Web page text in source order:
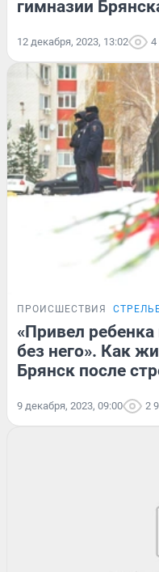
гимназии
12 декабря, 2023, 13:02 4
ПРОИСШЕСТВИЯ
«Привел
без него». Как
Брянск после
9 декабря, 2023, 09:00 2